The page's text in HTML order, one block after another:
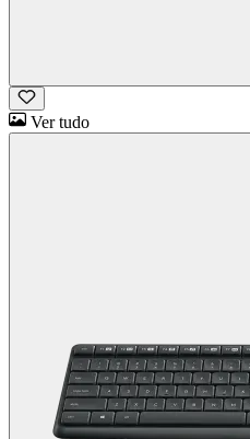
Ver tudo